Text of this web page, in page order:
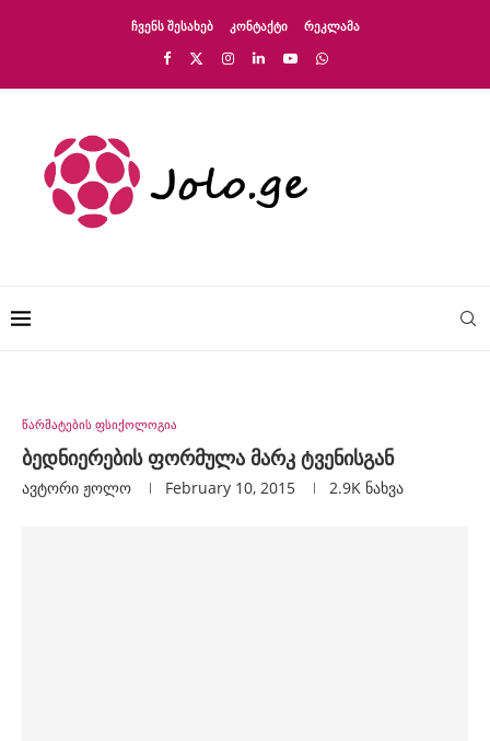
ᲩᲕᲔᲜᲡ ᲨᲔᲡᲐᲮᲔᲑ ᲙᲝᲜᲢᲐᲥᲢᲘ ᲠᲔᲙᲚᲐᲛᲐ
წარმატების ფსიქოლოგია
ბედნიერების ფორმულა მარკ ტვენისგან
ავტორი Ჟოლო February 10, 2015 2.9K ნახვა